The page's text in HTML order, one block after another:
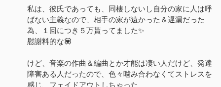
私は、彼氏であっても、同棲しないし自分の家に人は呼
ばない主義なので、相手の家が遠かった＆遅漏だった
為、１回につき５万貰ってました✨
慰謝料的な💟
けど、音楽の作曲＆編曲とか才能は凄い人だけど、発達
障害ある人だったので、色々噛み合わなくてストレスを
感じ、フェイドアウトしちゃった